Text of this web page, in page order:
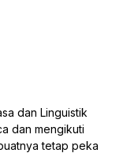
dan Linguistik
dan mengikuti
tetap peka